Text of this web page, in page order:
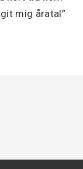
mig åratal”